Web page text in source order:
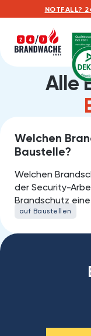
NOTFALL?
Alle
10. AUGUST 2023
Welchen
Baustelle?
Welchen
der Security-
Brandschutz
auf Baustellen